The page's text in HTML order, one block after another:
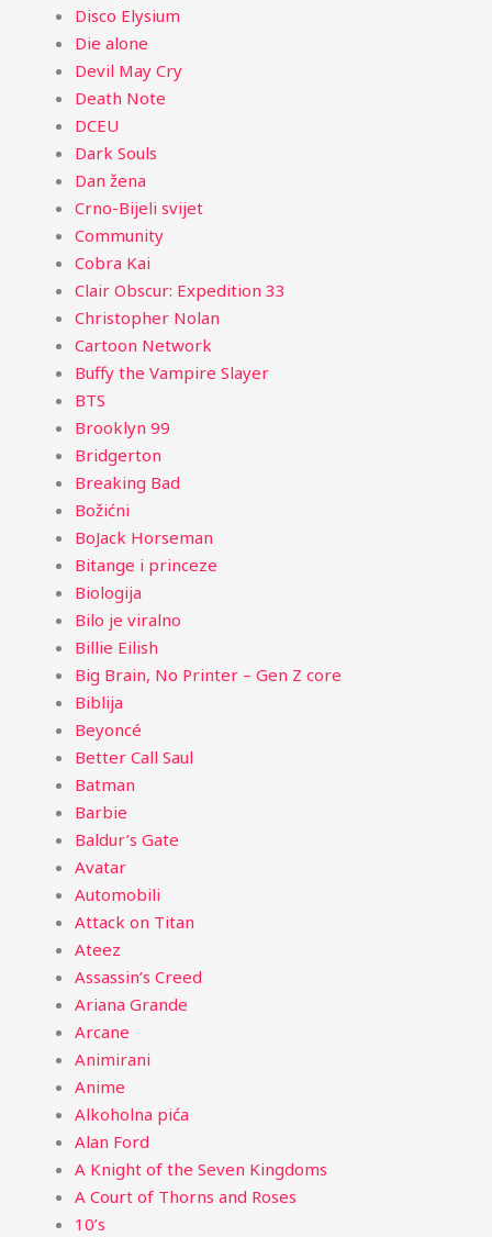
Disco Elysium
Die alone
Devil May Cry
Death Note
DCEU
Dark Souls
Dan žena
Crno-Bijeli svijet
Community
Cobra Kai
Clair Obscur: Expedition 33
Christopher Nolan
Cartoon Network
Buffy the Vampire Slayer
BTS
Brooklyn 99
Bridgerton
Breaking Bad
Božićni
BoJack Horseman
Bitange i princeze
Biologija
Bilo je viralno
Billie Eilish
Big Brain, No Printer – Gen Z core
Biblija
Beyoncé
Better Call Saul
Batman
Barbie
Baldur’s Gate
Avatar
Automobili
Attack on Titan
Ateez
Assassin’s Creed
Ariana Grande
Arcane
Animirani
Anime
Alkoholna pića
Alan Ford
A Knight of the Seven Kingdoms
A Court of Thorns and Roses
10’s